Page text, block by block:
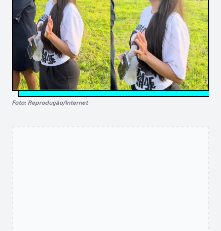
Foto: Reprodução/Internet